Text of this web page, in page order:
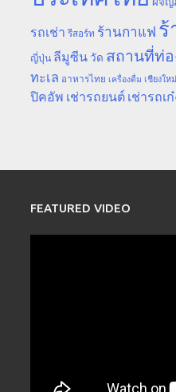
รถเช่า รีสอร์ท ร้านกาแฟ ร้
ญี่ปุ่น ลีมูซีน วัด สถานที่ท่อ
ทะเล อาหารไทย เครื่องดื่ม เชียงใหม่
ปิคอัพ เช่ารถยนต์ เช่ารถเ
FEATURED VIDEO